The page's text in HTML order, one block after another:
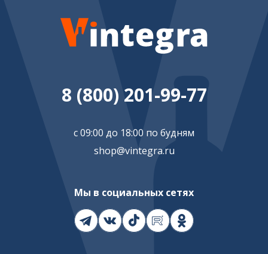
8 (800) 201-99-77
с 09:00 до 18:00 по будням
shop@vintegra.ru
Мы в социальных сетях